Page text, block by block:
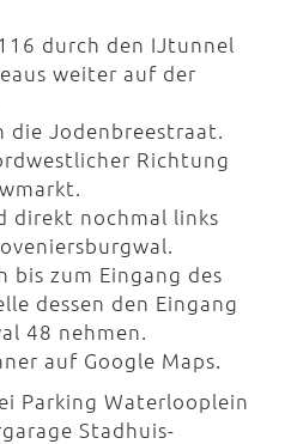
durch den IJtunnel
weiter auf der
die Jodenbreestraat.
Richtung
direkt nochmal links
bis zum Eingang des
dessen den Eingang
48 nehmen.
auf Google Maps.
Parking Waterlooplein
Stadhuis-